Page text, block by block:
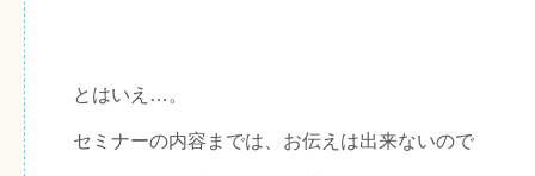
とはいえ…。
セミナーの内容までは、お伝えは出来ないので